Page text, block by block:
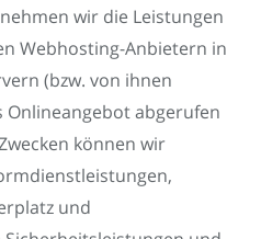
wir die Leistungen
Webhosting-Anbietern in
(bzw. von ihnen
Onlineangebot abgerufen
können wir
und